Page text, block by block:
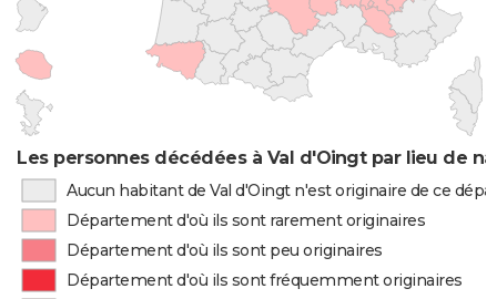
Les personnes décédées à Val d'Oingt par lieu de
Aucun habitant de Val d'Oingt n'est originaire de ce
Département d'où ils sont rarement originaires
Département d'où ils sont peu originaires
Département d'où ils sont fréquemment originaires